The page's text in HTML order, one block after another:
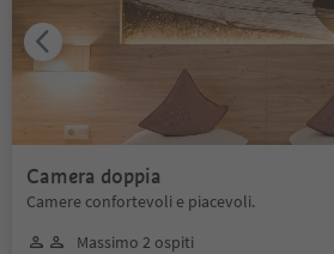
Camera doppia
Camere confortevoli e piacevoli.
Massimo 2 ospiti